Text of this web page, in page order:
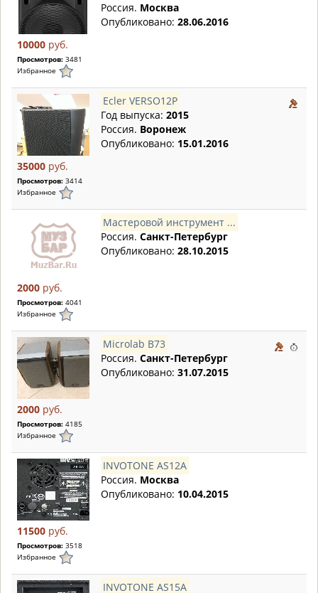
10000 руб.
Просмотров: 3481
Избранное
Россия. Москва
Опубликовано: 28.06.2016
35000 руб.
Просмотров: 3414
Избранное
Ecler VERSO12P
Год выпуска: 2015
Россия. Воронеж
Опубликовано: 15.01.2016
2000 руб.
Просмотров: 4041
Избранное
Мастеровой инструмент ...
Россия. Санкт-Петербург
Опубликовано: 28.10.2015
2000 руб.
Просмотров: 4185
Избранное
Microlab B73
Россия. Санкт-Петербург
Опубликовано: 31.07.2015
11500 руб.
Просмотров: 3518
Избранное
INVOTONE AS12A
Россия. Москва
Опубликовано: 10.04.2015
INVOTONE AS15A